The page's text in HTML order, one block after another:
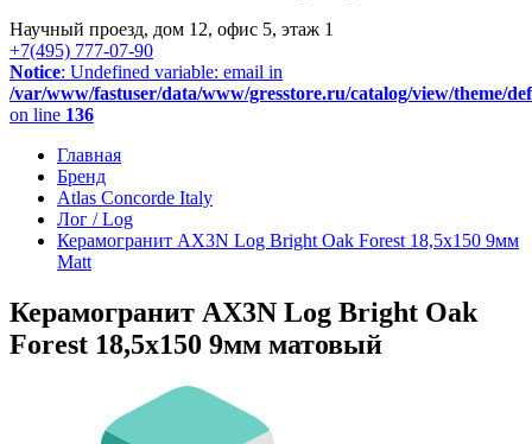
Научный проезд, дом 12, офис 5, этаж 1
+7(495) 777-07-90
Notice: Undefined variable: email in
/var/www/fastuser/data/www/gresstore.ru/catalog/view/theme/
on line 136
Главная
Бренд
Atlas Concorde Italy
Лог / Log
Керамогранит AX3N Log Bright Oak Forest 18,5x150 9мм
Matt
Керамогранит AX3N Log Bright Oak
Forest 18,5x150 9мм матовый